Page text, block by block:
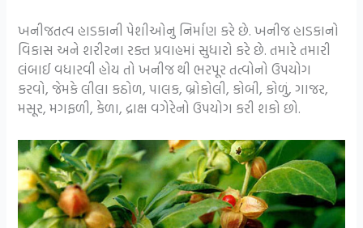
ખનીજતત્વ હાડકાની પેશીઓનુ નિર્માણ કરે છે. ખનીજ હાડકાનો
વિકાસ અને શરીરના રક્ત પ્રવાહમાં સુધારો કરે છે. તમારે તમારી
લંબાઈ વધારવી હોય તો ખનીજ થી ભરપૂર તત્વોનો ઉપયોગ
કરવો, જેમકે લીલા કઠોળ, પાલક, બ્રોકોલી, કોબી, કોળું, ગાજર,
મસૂર, મગફળી, કેળા, દ્રાક્ષ વગેરેનો ઉપયોગ કરી શકો છો.